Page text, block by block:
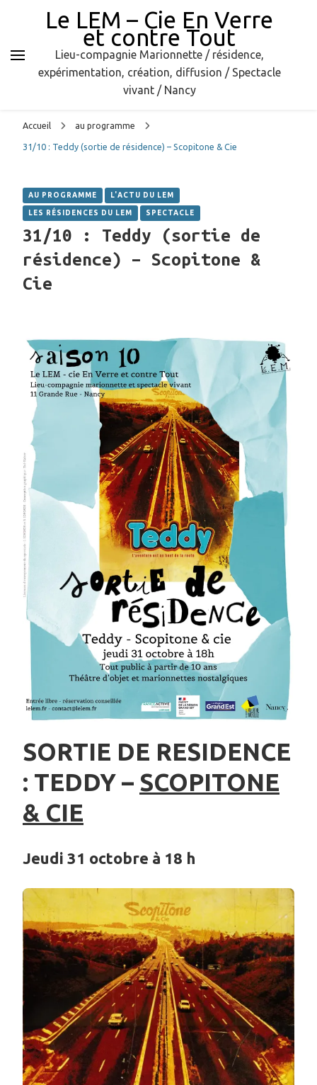
Le LEM – Cie En Verre
et contre Tout
Lieu-compagnie Marionnette / résidence,
expérimentation, création, diffusion / Spectacle
vivant / Nancy
Accueil au programme
31/10 : Teddy (sortie de résidence) – Scopitone & Cie
AU PROGRAMME L'ACTU DU LEM
LES RÉSIDENCES DU LEM SPECTACLE
31/10 : Teddy (sortie de
résidence) – Scopitone &
Cie
SORTIE DE RESIDENCE
: TEDDY – SCOPITONE
& CIE
Jeudi 31 octobre à 18 h